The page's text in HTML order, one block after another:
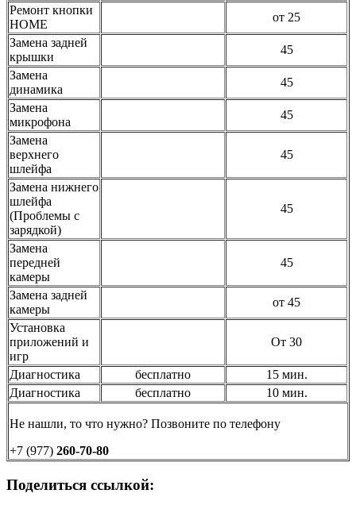
Ремонт кнопки
HOME
от 25
Замена задней
крышки
45
Замена
динамика
45
Замена
микрофона
45
Замена
верхнего
шлейфа
45
Замена нижнего
шлейфа
(Проблемы с
зарядкой)
45
Замена
передней
камеры
45
Замена задней
камеры
от 45
Установка
приложений и
игр
От 30
Диагностика бесплатно
15 мин.
Диагностика
бесплатно 10 мин.
Не нашли, то что нужно? Позвоните по телефону
+7 (977) 260-70-80
Поделиться ссылкой: